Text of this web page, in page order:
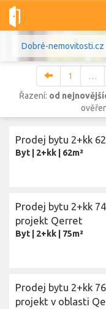
Dobré-nemovitosti.cz
1 …
Řazení: od
Prodej bytu 2+kk
Byt 2+kk 62m²
Prodej bytu 2+kk
projekt Qerret
Byt 2+kk 75m²
Prodej bytu 2+kk
projekt v oblasti